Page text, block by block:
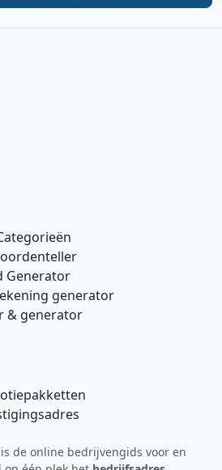
Generator
generator
& generator
de online bedrijvengids voor en
graag uw feedback!